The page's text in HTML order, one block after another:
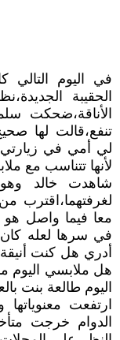
في اليوم التالي
الحقيبة
الأناقة،ضحكت
تنفع،قالت لها
لي أمي في زيارتي
لأنها تتناسب مع
شاهدت خالد
لغرفتهما،اقترب
معا فيما واصل هو
في سرها لعله كان
أدري هل كنت
هل ملابسي اليوم
اليوم طالعة بنت
ارتفعت
الدوام خرجت